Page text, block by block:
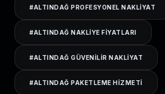
#ALTINDAĞ PROFESYONEL NAKLIYAT
#ALTINDAĞ NAKLIYE FIYATLARI
#ALTINDAĞ GÜVENILIR NAKLIYAT
#ALTINDAĞ PAKETLEME HIZMETI